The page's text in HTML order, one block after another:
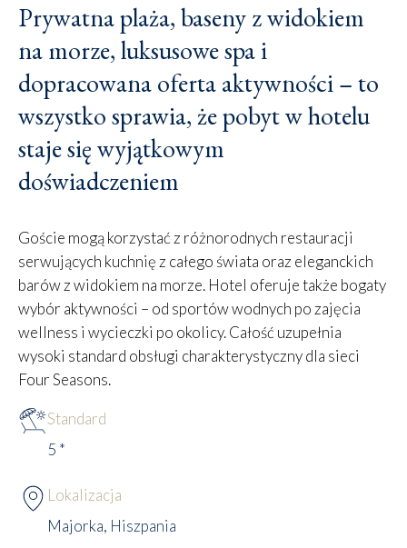
Prywatna plaża, baseny z widokiem
na morze, luksusowe spa i
dopracowana oferta aktywności – to
wszystko sprawia, że pobyt w hotelu
staje się wyjątkowym
doświadczeniem
Goście mogą korzystać z różnorodnych restauracji
serwujących kuchnię z całego świata oraz eleganckich
barów z widokiem na morze. Hotel oferuje także bogaty
wybór aktywności – od sportów wodnych po zajęcia
wellness i wycieczki po okolicy. Całość uzupełnia
wysoki standard obsługi charakterystyczny dla sieci
Four Seasons.
Standard
5 *
Lokalizacja
Majorka, Hiszpania